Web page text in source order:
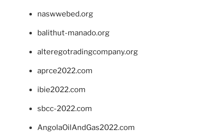
naswwebed.org
balithut-manado.org
alteregotradingcompany.org
aprce2022.com
ibie2022.com
sbcc-2022.com
AngolaOilAndGas2022.com